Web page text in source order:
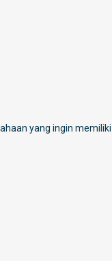
yang ingin memiliki